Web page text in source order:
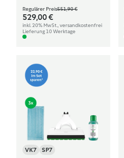
Regulärer Preis551,90 €
529,00 €
inkl. 20% MwSt., versandkostenfrei
Lieferung 10 Werktage
VK7 SP7